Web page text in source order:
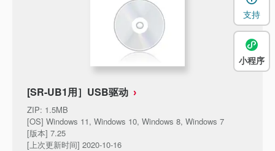
[SR-UB1用］USB驱动
ZIP: 1.5MB
[OS] Windows 11, Windows 10, Windows 8, Windows 7
[版本] 7.25
[上次更新时间] 2020-10-16
支持
小程序